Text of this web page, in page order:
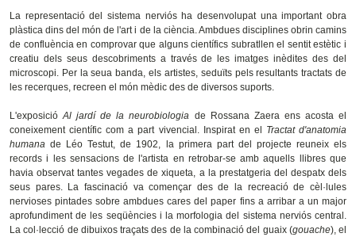
La representació del sistema nerviós ha desenvolupat una important obra
plàstica dins del món de l'art i de la ciència. Ambdues disciplines obrin camins
de confluència en comprovar que alguns científics subratllen el sentit estètic i
creatiu dels seus descobriments a través de les imatges inèdites des del
microscopi. Per la seua banda, els artistes, seduïts pels resultants tractats de
les recerques, recreen el món mèdic des de diversos suports.
L'exposicióAl jardí de la neurobiologia de Rossana Zaera ens acosta el
coneixement científic com a part vivencial. Inspirat en el Tractat d'anatomia
humana de Léo Testut, de 1902, la primera part del projecte reuneix els
records i les sensacions de l'artista en retrobar-se amb aquells llibres que
havia observat tantes vegades de xiqueta, a la prestatgeria del despatx dels
seus pares. La fascinació va començar des de la recreació de cèl·lules
nervioses pintades sobre ambdues cares del paper fins a arribar a un major
aprofundiment de les seqüències i la morfologia del sistema nerviós central.
La col·lecció de dibuixos traçats des de la combinació del guaix (gouache), el